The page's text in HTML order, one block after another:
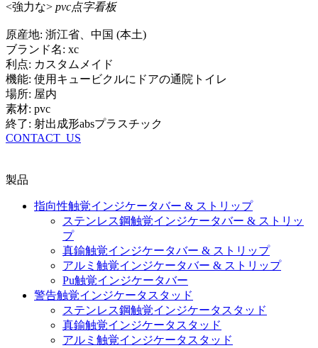
<強力な> pvc点字看板
原産地: 浙江省、中国 (本土)
ブランド名: xc
利点: カスタムメイド
機能: 使用キュービクルにドアの通院トイレ
場所: 屋内
素材: pvc
終了: 射出成形absプラスチック
CONTACT_US
製品
指向性触覚インジケータバー & ストリップ
ステンレス鋼触覚インジケータバー & ストリッ
プ
真鍮触覚インジケータバー & ストリップ
アルミ触覚インジケータバー & ストリップ
Pu触覚インジケータバー
警告触覚インジケータスタッド
ステンレス鋼触覚インジケータスタッド
真鍮触覚インジケータスタッド
アルミ触覚インジケータスタッド